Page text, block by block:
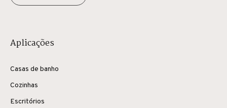
Aplicações
Casas de banho
Cozinhas
Escritórios